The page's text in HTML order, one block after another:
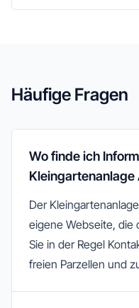
Häufige Fragen
Wo finde ich
Kleingartenanlage
Der
eigene Webseite, die
Sie in der Regel
freien Parzellen und